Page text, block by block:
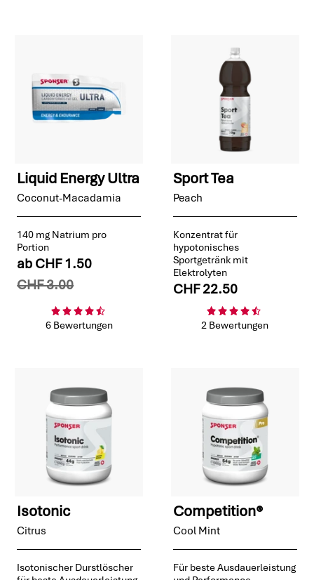
Liquid Energy Ultra
Coconut-Macadamia
140 mg Natrium pro
Portion
ab CHF 1.50
CHF 3.00
6 Bewertungen
Sport Tea
Peach
Konzentrat für
hypotonisches
Sportgetränk mit
Elektrolyten
CHF 22.50
2 Bewertungen
Isotonic
Citrus
Isotonischer Durstlöscher
Competition®
Cool Mint
Für beste Ausdauerleistung